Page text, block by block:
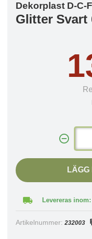
Dekorplast D-C-
Glitter Svart
LÄGG
Levereras
Artikelnummer: 232003